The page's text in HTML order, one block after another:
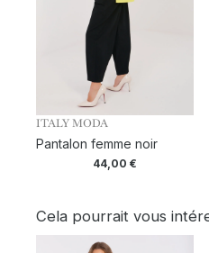
ITALY MODA
Pantalon femme noir
44,00€
Cela pourrait vous